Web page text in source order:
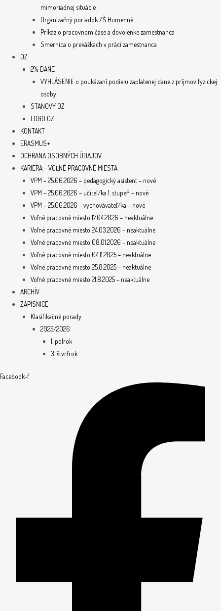
mimoriadnej situácie
Organizačný poriadok ZŠ Humenné
Príkaz o pracovnom čase a dovolenke zamestnanca
Smernica o prekážkach v práci zamestnanca
OZ
2% DANE
VYHLÁSENIE o poukázaní podielu zaplatenej dane z príjmov fyzickej
osoby
STANOVY OZ
LOGO OZ
KONTAKT
ERASMUS+
OCHRANA OSOBNÝCH ÚDAJOV
KARIÉRA – VOĽNÉ PRACOVNÉ MIESTA
VPM – 25.06.2026 – pedagogický asistent – nové
VPM – 25.06.2026 – učiteľ/ka 1. stupeň – nové
VPM – 25.06.2026 – vychovávateľ/ka – nové
Voľné pracovné miesto 17.04.2026 – neaktuálne
Voľné pracovné miesto 24.03.2026 – neaktuálne
Voľné pracovné miesto 08.01.2026 – neaktuálne
Voľné pracovné miesto 04.11.2025 – neaktuálne
Voľné pracovné miesto 25.8.2025 – neaktuálne
Voľné pracovné miesto 21.8.2025 – neaktuálne
ARCHÍV
ZÁPISNICE
Klasifikačné porady
2025/2026
1. polrok
3. štvrťrok
Facebook-f